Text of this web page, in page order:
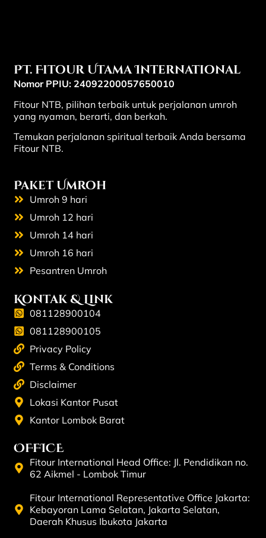
PT. Fitour Utama International
Nomor PPIU: 24092200057650010
Fitour NTB, pilihan terbaik untuk perjalanan umroh
yang nyaman, berarti, dan berkah.
Temukan perjalanan spiritual terbaik Anda bersama
Fitour NTB.
Paket Umroh
Umroh 9 hari
Umroh 12 hari
Umroh 14 hari
Umroh 16 hari
Pesantren Umroh
Kontak & Link
081128900104
081128900105
Privacy Policy
Terms & Conditions
Disclaimer
Lokasi Kantor Pusat
Kantor Lombok Barat
OFFICE
Fitour International Head Office: Jl. Pendidikan no.
62 Aikmel - Lombok Timur
Fitour International Representative Office Jakarta:
Kebayoran Lama Selatan, Jakarta Selatan,
Daerah Khusus Ibukota Jakarta